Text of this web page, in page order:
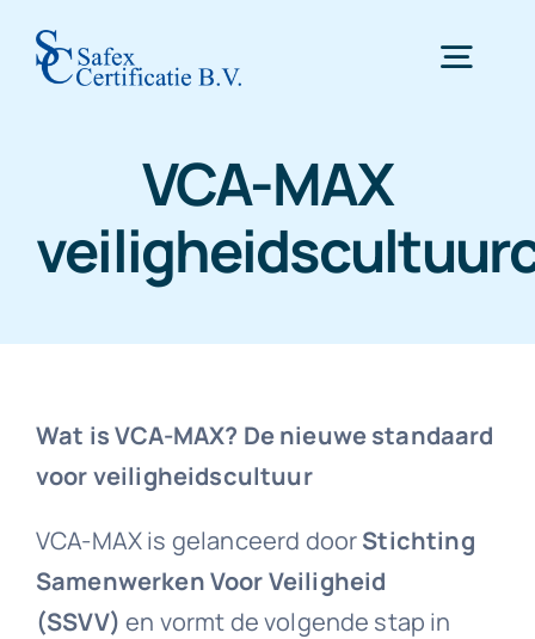
Home
Certificering
Inspectie
WTTA
Downloads
VCA-MAX
Wat is VCA-MAX? De nieuwe standaard
voor veiligheidscultuur
VCA-MAX is gelanceerd doorStichting
Samenwerken Voor Veiligheid
(SSVV) en vormt de volgende stap in